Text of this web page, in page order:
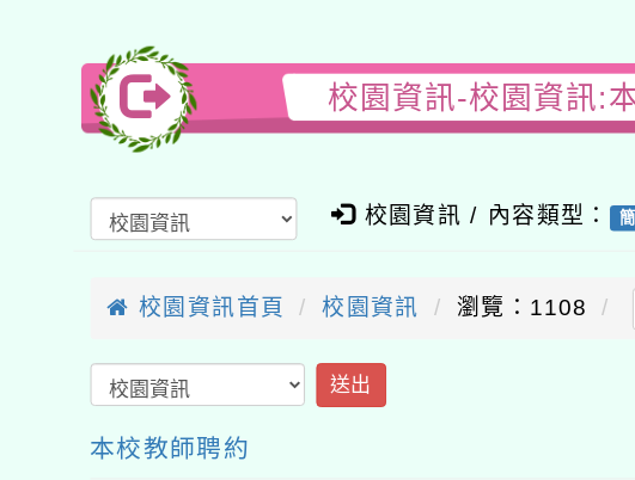
校園資訊-校園資訊:
校園資訊 / 內容類型：
校園資訊首頁 校園資訊 瀏覽：1108
送出
本校教師聘約